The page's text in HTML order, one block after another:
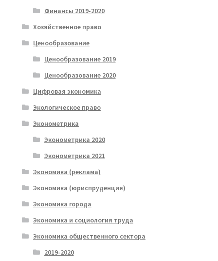
Финансы 2019-2020
Хозяйственное право
Ценообразование
Ценообразование 2019
Ценообразование 2020
Цифровая экономика
Экологическое право
Эконометрика
Эконометрика 2020
Эконометрика 2021
Экономика (реклама)
Экономика (юриспруденция)
Экономика города
Экономика и социология труда
Экономика общественного сектора
2019-2020